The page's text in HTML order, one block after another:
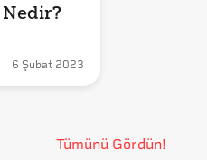
6 Şubat 2023
Tümünü Gördün!